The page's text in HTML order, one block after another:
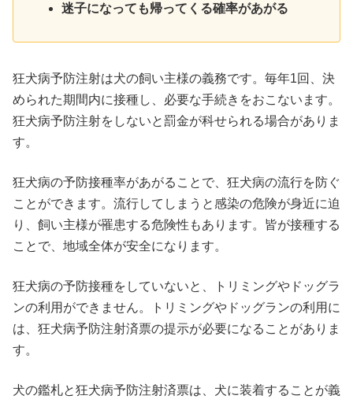
迷子になっても帰ってくる確率があがる
狂犬病予防注射は犬の飼い主様の義務です。毎年1回、決
められた期間内に接種し、必要な手続きをおこないます。
狂犬病予防注射をしないと罰金が科せられる場合がありま
す。
狂犬病の予防接種率があがることで、狂犬病の流行を防ぐ
ことができます。流行してしまうと感染の危険が身近に迫
り、飼い主様が罹患する危険性もあります。皆が接種する
ことで、地域全体が安全になります。
狂犬病の予防接種をしていないと、トリミングやドッグラ
ンの利用ができません。トリミングやドッグランの利用に
は、狂犬病予防注射済票の提示が必要になることがありま
す。
犬の鑑札と狂犬病予防注射済票は、犬に装着することが義